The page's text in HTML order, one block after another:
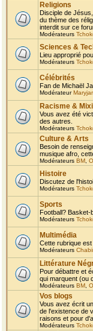
Religions
Disciple de
du thème des
interdit sur ce
Modérateurs
Sciences &
Lieu approprié
Modérateurs
Célébrités
Fan de Michaël
Modérateur
Racisme &
Vous avez été
des autres.
Modérateurs
Culture & Arts
Besoin de
musique afro,
Modérateurs BM
Histoire
Discutez de
Modérateurs
Sports
Football? Basket-
Modérateurs
Multimédia
Cette rubrique
Modérateurs
Littérature
Pour débattre et
qui marquent (ou
Modérateurs BM
Vos blogs
Vous avez écrit
de l'existence de
raisons et pour
Modérateurs